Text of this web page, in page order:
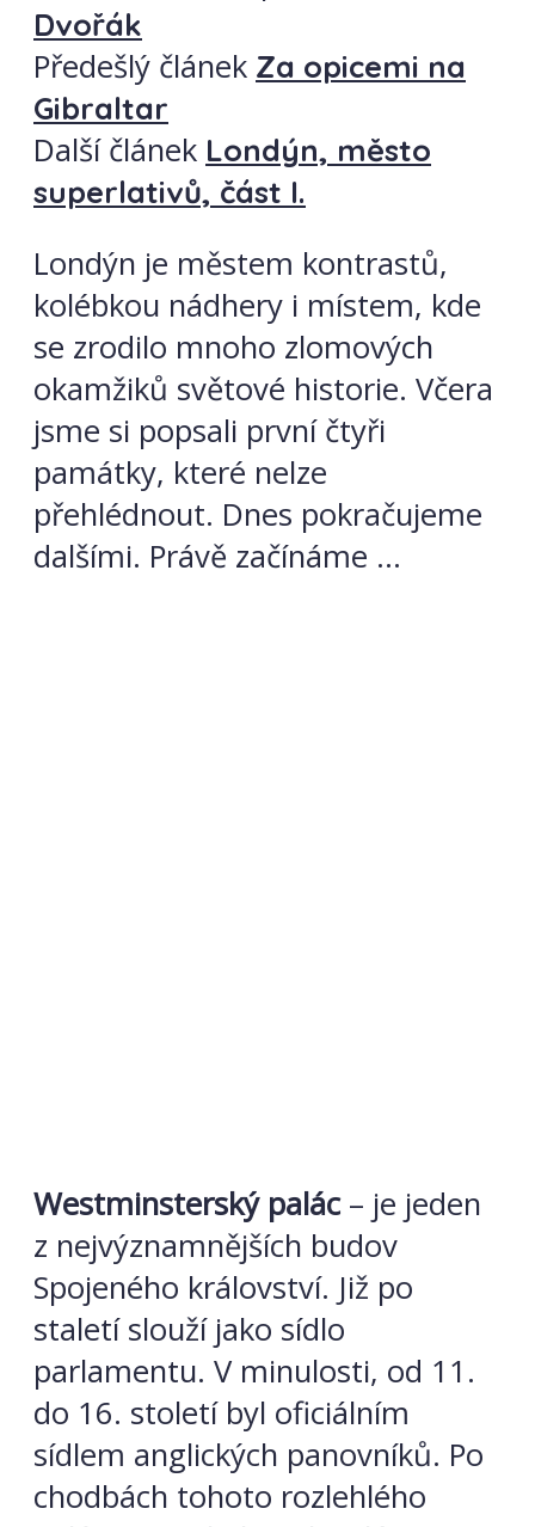
Dvořák
Předešlý článek Za opicemi na
Gibraltar
Další článek Londýn, město
superlativů, část I.
Londýn je městem kontrastů,
kolébkou nádhery i místem, kde
se zrodilo mnoho zlomových
okamžiků světové historie. Včera
jsme si popsali první čtyři
památky, které nelze
přehlédnout. Dnes pokračujeme
dalšími. Právě začínáme …
Westminsterský palác – je jeden
z nejvýznamnějších budov
Spojeného království. Již po
staletíslouží jako sídlo
parlamentu. V minulosti, od 11.
do 16. století byl oficiálním
sídlem anglických panovníků. Po
chodbách tohoto rozlehlého